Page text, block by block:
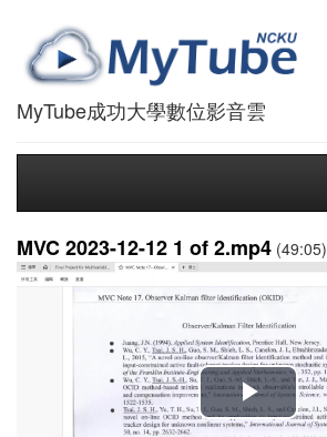
MyTube成功大學數位影音雲
MVC 2023-12-12 1 of 2.mp4 (49:05)
播